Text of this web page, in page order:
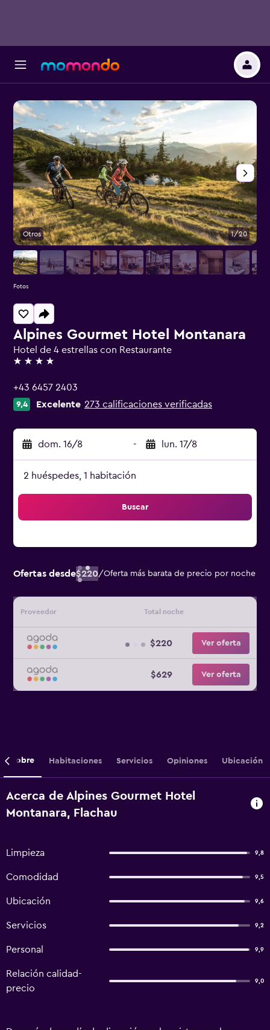
Alpines Gourmet Hotel Montanara
Hotel de 4 estrellas con Restaurante
4 estrellas
+43 6457 2403
9,4 Excelente 273 calificaciones verificadas
dom. 16/8 - lun. 17/8
2 huéspedes, 1 habitación
Buscar
Ofertas desde$220/Oferta más barata de precio por noche
Proveedor Total noche
$220 Ver oferta
$629 Ver oferta
Otros 1/20
Fotos
Sobre Habitaciones Servicios Opiniones Ubicación
Acerca de Alpines Gourmet Hotel
Montanara, Flachau
Limpieza 9,8
Comodidad 9,5
Ubicación 9,6
Servicios 9,2
Personal 9,9
Relación calidad-
precio
9,0